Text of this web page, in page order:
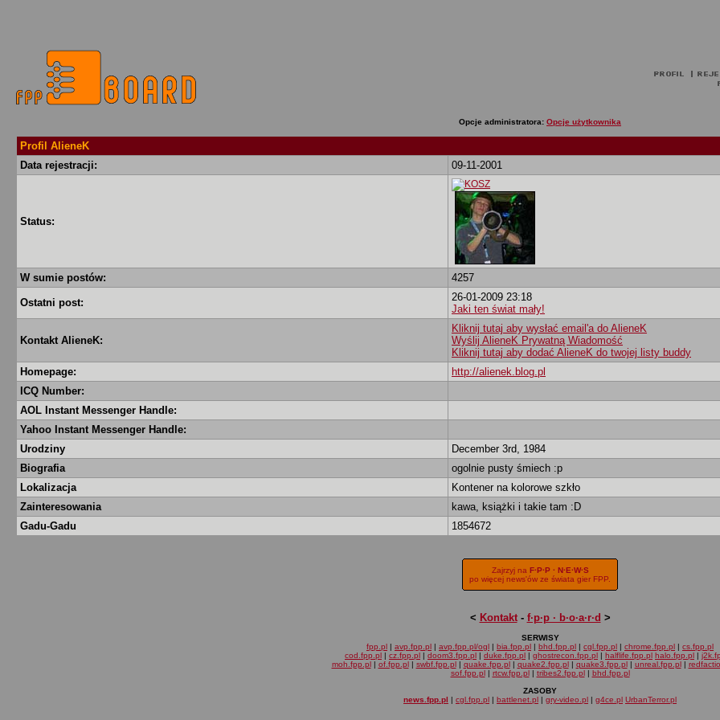
Opcje administratora: Opcje użytkownika
Profil AlieneK
Data rejestracji: 09-11-2001
Status:
W sumie postów: 4257
Ostatni post:
26-01-2009 23:18
Jaki ten świat mały!
Kontakt AlieneK:
Kliknij tutaj aby wysłać email'a do AlieneK
Wyślij AlieneK Prywatną Wiadomość
Kliknij tutaj aby dodać AlieneK do twojej listy buddy
Homepage:
http://alienek.blog.pl
ICQ Number:
AOL Instant Messenger Handle:
Yahoo Instant Messenger Handle:
Urodziny
December 3rd, 1984
Biografia
ogolnie pusty śmiech :p
Lokalizacja
Kontener na kolorowe szkło
Zainteresowania
kawa, książki i takie tam :D
Gadu-Gadu
1854672
Zajrzyj na F·P·P · N·E·W·S
po więcej news'ów ze świata gier FPP.
< Kontakt- f·p·p · b·o·a·r·d >
SERWISY
fpp.pl | avp.fpp.pl | avp.fpp.pl/ogl | bia.fpp.pl | bhd.fpp.pl | cgl.fpp.pl | chrome.fpp.pl | cs.fpp.pl
cod.fpp.pl | cz.fpp.pl | doom3.fpp.pl | duke.fpp.pl | ghostrecon.fpp.pl | halflife.fpp.pl halo.fpp.pl |
moh.fpp.pl| of.fpp.pl| swbf.fpp.pl| quake.fpp.pl| quake2.fpp.pl| quake3.fpp.pl| unreal.fpp.pl|
sof.fpp.pl| rtcw.fpp.pl| tribes2.fpp.pl| bhd.fpp.pl
ZASOBY
news.fpp.pl | cgl.fpp.pl | battlenet.pl | gry-video.pl | g4ce.pl UrbanTerror.pl